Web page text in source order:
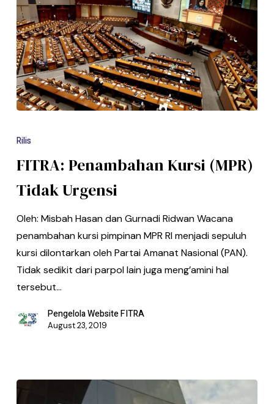
Rilis
FITRA: Penambahan Kursi (MPR)
Tidak Urgensi
Oleh: Misbah Hasan dan Gurnadi Ridwan Wacana
penambahan kursi pimpinan MPR RI menjadi sepuluh
kursi dilontarkan oleh Partai Amanat Nasional (PAN).
Tidak sedikit dari parpol lain juga meng’amini hal
tersebut…
Pengelola Website FITRA
August 23, 2019